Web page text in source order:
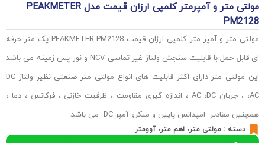
مولتی متر و آمپرمتر کلمپی ارزان قیمت مدل PEAKMETER
PM2128
مولتی متر و آمپر متر کلمپی ارزان قیمت PEAKMETER PM2128 یک متر حرفه
ای قابل حمل با قابلیت سنجش ولتاژ غیر تماسی NCV و نور پس زمینه می باشد
این مولتی متر دارای اکثر قابلیت های انواع مولتی متر صنعتی نظیر ولتاژ DC
،AC ، جریان AC ،DC ، اندازه گیری مقاومت ، ظرفیت خازنی ، فرکانس ، دما ،
همچنین مقادیر امپدانس پایین و میکرو آمپر DC می باشد.
دسته : مولتی متر، اهم متر، آوومتر